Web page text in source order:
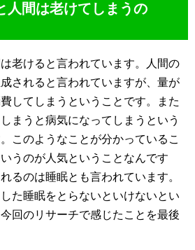
人間は老けてしまうの
老けると言われています。人間の
されると言われていますが、量が
してしまうということです。また
まうと病気になってしまうという
このようなことが分かっているこ
うのが人気ということなんです
るのは睡眠とも言われています。
た睡眠をとらないといけないとい
回のリサーチで感じたことを最後